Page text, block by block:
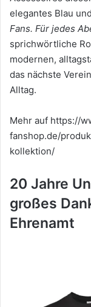
elegantes Blau
Fans. Für jedes
sprichwörtliche
modernen,
das nächste
Alltag.
Mehr auf https://
fanshop.de/
kollektion/
20 Jahre
großes
Ehrenamt